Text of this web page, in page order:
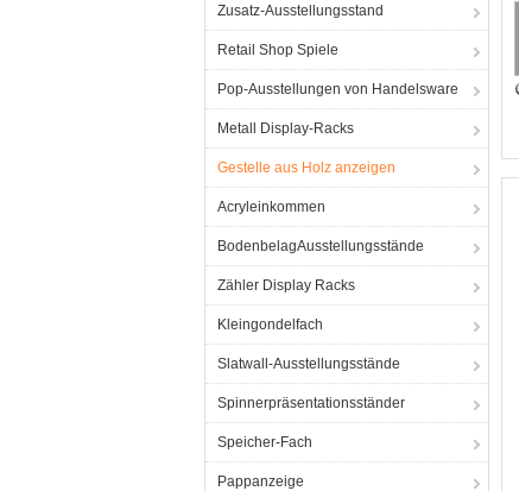
Zusatz-Ausstellungsstand
Retail Shop Spiele
Pop-Ausstellungen von Handelsware
Metall Display-Racks
Gestelle aus Holz anzeigen
Acryleinkommen
BodenbelagAusstellungsstände
Zähler Display Racks
Kleingondelfach
Slatwall-Ausstellungsstände
Spinnerpräsentationsständer
Speicher-Fach
Pappanzeige